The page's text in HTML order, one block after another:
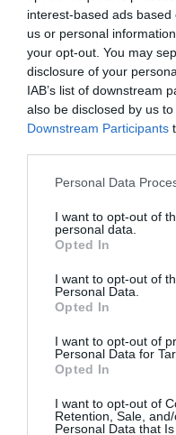
interest-based ads
us or personal
your opt-out. You may
disclosure of your
IAB’s list of downstream
also be disclosed by us
Downstream Participants
Please note that this
not limited to your visit or
grant or deny consent to
use your data for below
consent section.
Personal Data
I want to opt-out of
personal data.
Opted In
I want to opt-out of
Personal Data.
Opted In
I want to opt-out of
Personal Data for
Opted In
I want to opt-out of
Retention, Sale,
Personal Data that
kijuttatási terv hiányában
elegendő a bejelentés.
A növényvédelmi
növényvédelmi
Amennyiben ez nem
kell tagadnia.
drónnal, ha az 1-5.
Termésnövelő anyagok
elegendő a bejelentés,
A Nébih közlése
gépek: